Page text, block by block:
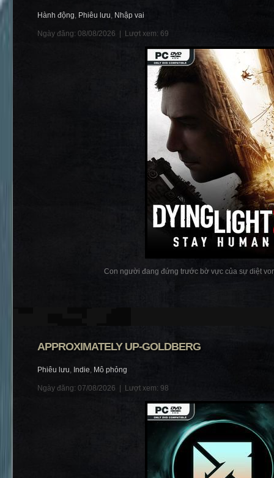
Hành động, Phiêu lưu, Nhập vai
Ngày đăng: 08/08/2026 | Lượt xem: 69
Con người đang đứng trước bờ vực của sự diệt
APPROXIMATELY UP-GOLDBERG
Phiêu lưu, Indie, Mô phỏng
Ngày đăng: 07/08/2026 | Lượt xem: 98